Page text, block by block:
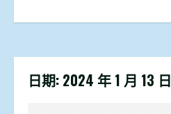
日期: 2024 年 1 月 13 日